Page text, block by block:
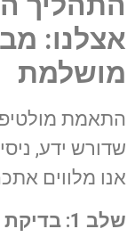
אצלנו:
מושלמת
התאמת
שדורש ידע,
אנו מלווים
שלב 1: